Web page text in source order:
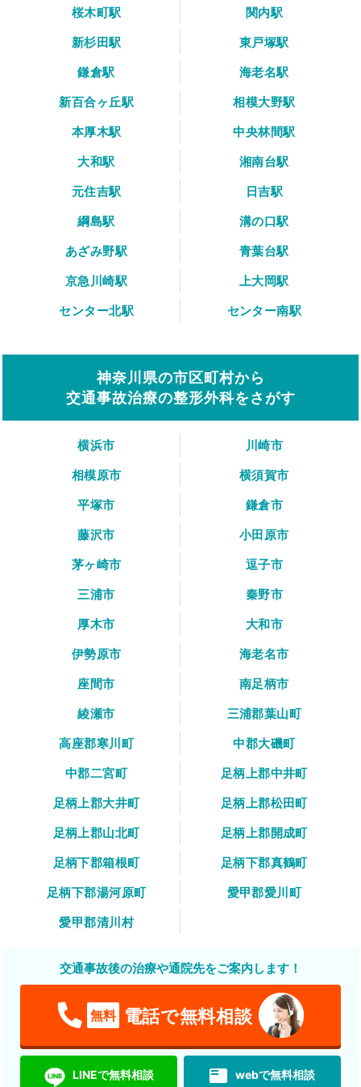
桜木町駅
関内駅
新杉田駅
東戸塚駅
鎌倉駅
海老名駅
新百合ヶ丘駅
相模大野駅
本厚木駅
中央林間駅
大和駅
湘南台駅
元住吉駅
日吉駅
綱島駅
溝の口駅
あざみ野駅
青葉台駅
京急川崎駅
上大岡駅
センター北駅
センター南駅
神奈川県の市区町村から
交通事故治療の整形外科をさがす
横浜市
川崎市
相模原市
横須賀市
平塚市
鎌倉市
藤沢市
小田原市
茅ヶ崎市
逗子市
三浦市
秦野市
厚木市
大和市
伊勢原市
海老名市
座間市
南足柄市
綾瀬市
三浦郡葉山町
高座郡寒川町
中郡大磯町
中郡二宮町
足柄上郡中井町
足柄上郡大井町
足柄上郡松田町
足柄上郡山北町
足柄上郡開成町
足柄下郡箱根町
足柄下郡真鶴町
足柄下郡湯河原町
愛甲郡愛川町
愛甲郡清川村
交通事故後の治療や通院先をご案内します！
無料 電話で無料相談
LINEで無料相談 featured_play_list webで無料相談